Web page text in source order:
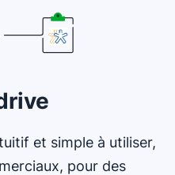
et simple à utiliser,
pour des